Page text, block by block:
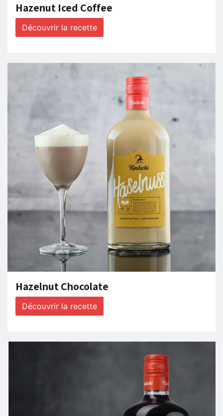
Hazenut Iced Coffee
Découvrir la recette
Hazelnut Chocolate
Découvrir la recette